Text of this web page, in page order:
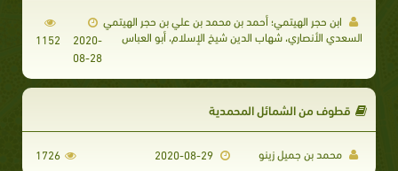
ابن حجر الهيتمي؛ أحمد بن محمد بن علي بن حجر الهيتمي
السعدي الأنصاري، شهاب الدين شيخ الإسلام، أبو العباس
2020-
08-28
1152
قطوف من الشمائل المحمدية
محمد بن جميل زينو 2020-08-29
1726